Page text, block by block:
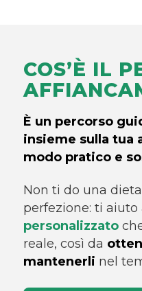
COS’È IL
È un percorso
insieme sulla tua
modo pratico e
Non ti do una
perfezione: ti aiuto
personalizzato
reale, così da
mantenerli nel